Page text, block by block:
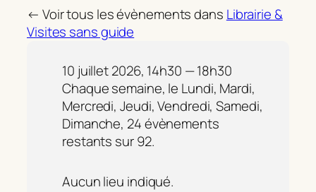
← Voir tous les évènements dans Librairie &
Visites sans guide
10 juillet 2026, 14h30 — 18h30
Chaque semaine, le Lundi, Mardi,
Mercredi, Jeudi, Vendredi, Samedi,
Dimanche, 24 évènements
restants sur 92.
Aucun lieu indiqué.